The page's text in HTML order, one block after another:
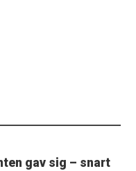
gav sig – snart